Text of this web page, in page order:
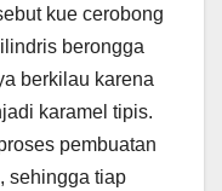
kue cerobong
berongga
berkilau karena
karamel tipis.
pembuatan
sehingga tiap